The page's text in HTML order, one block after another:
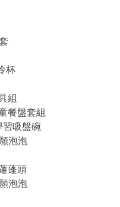
杯
組
餐盤套組
吸盤碗
泡泡
蓬頭
泡泡